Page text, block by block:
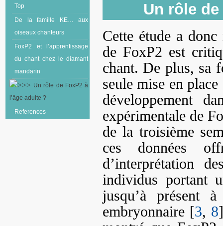
Top
De la famille KE… aux
oiseaux chanteurs
FoxP2 et l’apprentissage
du chant chez le diamant
mandarin
Un rôle de FoxP2 à
l’âge adulte ?
References
Un rôle de
Cette étude a
de FoxP2 est
chant. De plus, sa
seule mise en
développement
expérimentale de
de la troisième
ces données
d’interprétation
individus portant
jusqu’à présent
embryonnaire [3, 8